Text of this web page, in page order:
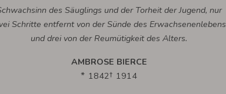
des Säuglings und der Torheit der Jugend, nur
Schritte entfernt von der Sünde des Erwachsenenlebens
und drei von der Reumütigkeit des Alters.
AMBROSE BIERCE
1842
1914